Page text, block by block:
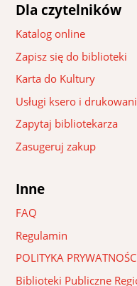
Dla czytelników
Katalog online
Zapisz się do biblioteki
Karta do Kultury
Usługi ksero i
Zapytaj bibliotekarza
Zasugeruj zakup
Inne
FAQ
Regulamin
POLITYKA
Biblioteki Publiczne